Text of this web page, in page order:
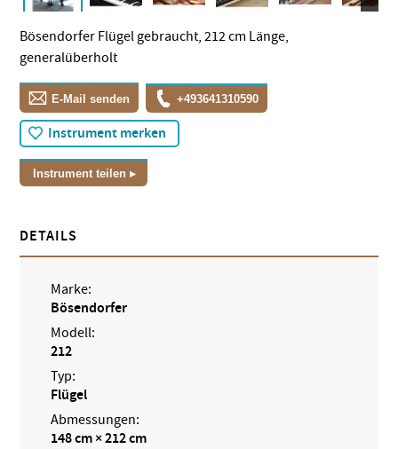
Bösendorfer Flügel gebraucht, 212 cm Länge,
generalüberholt
E-Mail senden +493641310590
Instrument merken
Instrument teilen
DETAILS
Marke:
Bösendorfer
Modell:
212
Typ:
Flügel
Abmessungen:
148 cm × 212 cm